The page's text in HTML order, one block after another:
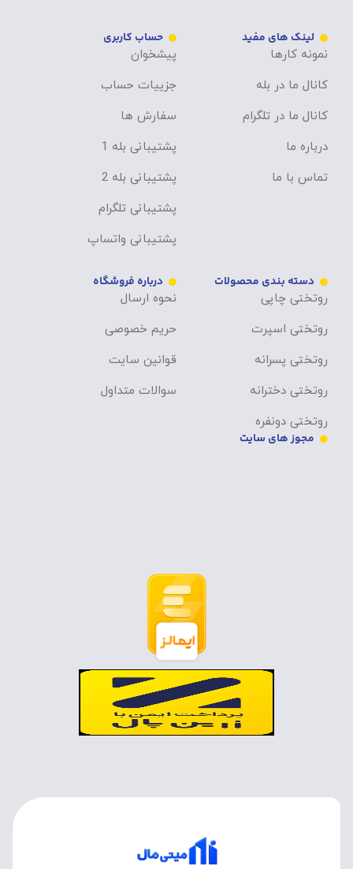
لینک های مفید
نمونه کارها
کانال ما در بله
کانال ما در تلگرام
درباره ما
تماس با ما
حساب کاربری
پیشخوان
جزییات حساب
سفارش ها
پشتیبانی بله 1
پشتیبانی بله 2
پشتیبانی تلگرام
پشتیبانی واتساپ
دسته بندی محصولات
روتختی چاپی
روتختی اسپرت
روتختی پسرانه
روتختی دخترانه
روتختی دونفره
درباره فروشگاه
نحوه ارسال
حریم خصوصی
قوانین سایت
سوالات متداول
مجوز های سایت